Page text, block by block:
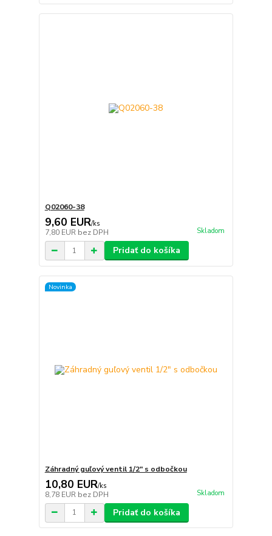
Q02060-38
9,60 EUR/ks
7,80 EUR bez DPH Skladom
Pridať do košíka
Novinka
Záhradný guľový ventil 1/2" s odbočkou
10,80 EUR/ks
8,78 EUR bez DPH Skladom
Pridať do košíka